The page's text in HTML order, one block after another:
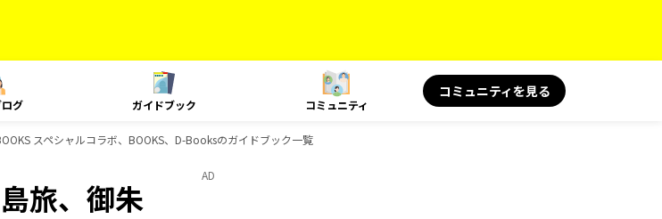
グ ガイドブック コミュニティ
コミュニティを見る
スペシャルコラボ、BOOKS、D-Booksのガイドブック一覧
旅、御朱
AD